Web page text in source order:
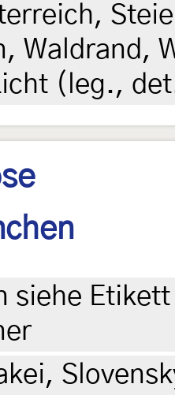
Waldrand,
(leg.,
siehe